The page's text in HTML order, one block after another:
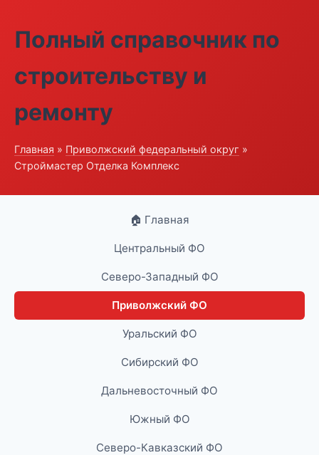
Полный справочник по
строительству и
ремонту
Главная » Приволжский федеральный округ »
Строймастер Отделка Комплекс
🏠 Главная
Центральный ФО
Северо-Западный ФО
Приволжский ФО
Уральский ФО
Сибирский ФО
Дальневосточный ФО
Южный ФО
Северо-Кавказский ФО